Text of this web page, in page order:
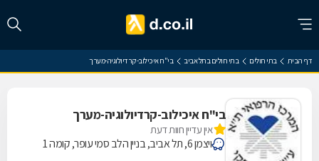
דף הבית בתי חולים בתי חולים בתל אביב בי"ח איכילוב-קרדיולוגיה-מערך
בי"ח איכילוב-קרדיולוגיה-מערך
אין עדיין חוות דעת
ויצמן 6, תל אביב, בניין הלב סמי עופר, קומה 1